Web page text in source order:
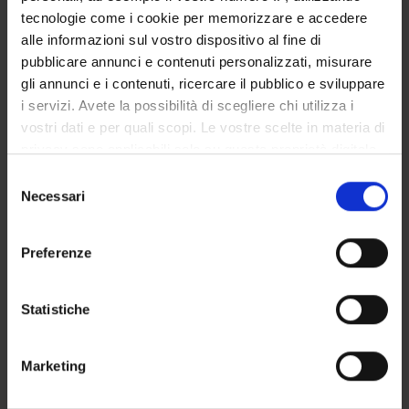
tecnologie come i cookie per memorizzare e accedere
alle informazioni sul vostro dispositivo al fine di
pubblicare annunci e contenuti personalizzati, misurare
gli annunci e i contenuti, ricercare il pubblico e sviluppare
i servizi. Avete la possibilità di scegliere chi utilizza i
vostri dati e per quali scopi. Le vostre scelte in materia di
modificare o revocare il proprio consenso in qualsiasi
momento dalla Dichiarazione sui cookie o facendo clic
raccogliere informazioni sulla tua posizione
geografica, con un'approssimazione di qualche
Identificare il tuo dispositivo, scansionandolo
delNecessari
Preferenze
Statistiche
Marketing
AREE DI RICERCA
GRUPPI DI RICERCA
DOTTORATI DI RICERCA
STRUTTURE
LABORATORI
Persone